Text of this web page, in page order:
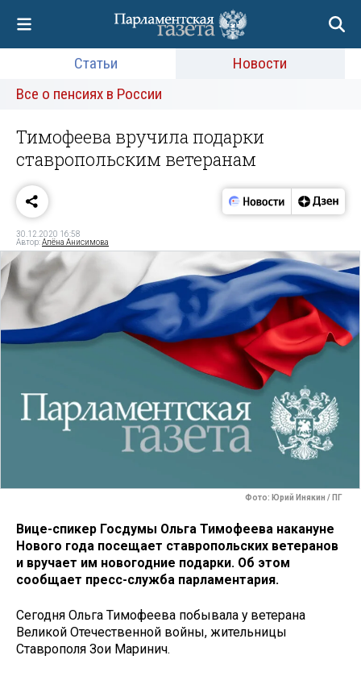
Статьи
Новости
Все о пенсиях в России
Тимофеева вручила подарки
ставропольским ветеранам
30.12.2020 16:58
Автор:Алёна Анисимова
Фото: Юрий Инякин / ПГ
Вице-спикер Госдумы Ольга Тимофеева накануне
Нового года посещает ставропольских ветеранов
и вручает им новогодние подарки. Об этом
сообщает пресс-служба парламентария.
Сегодня Ольга Тимофеева побывала у ветерана
Великой Отечественной войны, жительницы
Ставрополя Зои Маринич.